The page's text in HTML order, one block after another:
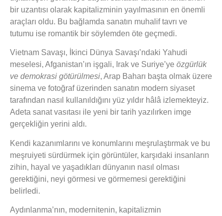
bir uzantısı olarak kapitalizminin yayılmasının en önemli
araçları oldu. Bu bağlamda sanatın muhalif tavrı ve
tutumu ise romantik bir söylemden öte geçmedi.
Vietnam Savaşı, İkinci Dünya Savaşı’ndaki Yahudi
meselesi, Afganistan’ın işgali, Irak ve Suriye’ye özgürlük
ve demokrasi götürülmesi, Arap Baharı başta olmak üzere
sinema ve fotoğraf üzerinden sanatın modern siyaset
tarafından nasıl kullanıldığını yüz yıldır hâlâ izlemekteyiz.
Adeta sanat vasıtası ile yeni bir tarih yazılırken imge
gerçekliğin yerini aldı.
Kendi kazanımlarını ve konumlarını meşrulaştırmak ve bu
meşruiyeti sürdürmek için görüntüler, karşıdaki insanların
zihin, hayal ve yaşadıkları dünyanın nasıl olması
gerektiğini, neyi görmesi ve görmemesi gerektiğini
belirledi.
Aydınlanma’nın, modernitenin, kapitalizmin